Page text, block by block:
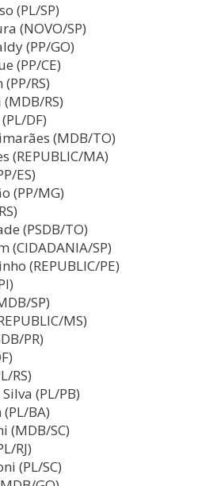
(PL/SP)
(NOVO/SP)
(PP/GO)
(PP/CE)
RS)
RS)
DF)
(MDB/TO)
(REPUBLIC/MA)
ES)
(PP/MG)
(PSDB/TO)
(CIDADANIA/SP)
(REPUBLIC/PE)
SP)
MS)
PR)
RS)
(PL/PB)
BA)
(MDB/SC)
RJ)
(PL/SC)